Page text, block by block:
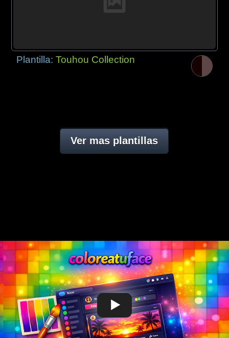
Plantilla:Touhou Collection
Ver mas plantillas